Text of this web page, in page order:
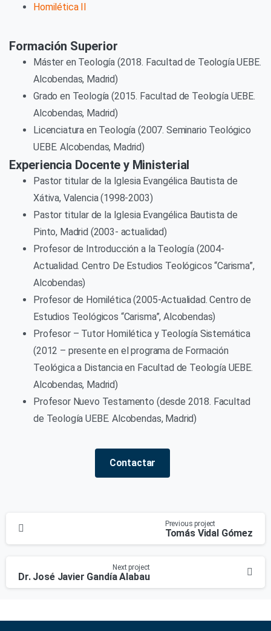
Homilética II
Formación Superior
Máster en Teología (2018. Facultad de Teología UEBE.
Alcobendas, Madrid)
Grado en Teología (2015. Facultad de Teología UEBE.
Alcobendas, Madrid)
Licenciatura en Teología (2007. Seminario Teológico
UEBE. Alcobendas, Madrid)
Experiencia Docente y Ministerial
Pastor titular de la Iglesia Evangélica Bautista de
Xátiva, Valencia (1998-2003)
Pastor titular de la Iglesia Evangélica Bautista de
Pinto, Madrid (2003- actualidad)
Profesor de Introducción a la Teología (2004-
Actualidad. Centro De Estudios Teológicos “Carisma”,
Alcobendas)
Profesor de Homilética (2005-Actualidad. Centro de
Estudios Teológicos “Carisma”, Alcobendas)
Profesor – Tutor Homilética y Teología Sistemática
(2012 – presente en el programa de Formación
Teológica a Distancia en Facultad de Teología UEBE.
Alcobendas, Madrid)
Profesor Nuevo Testamento (desde 2018. Facultad
de Teología UEBE. Alcobendas, Madrid)
Contactar
Reading
Previous project
Tomás Vidal Gómez
Next project
Dr. José Javier Gandía Alabau